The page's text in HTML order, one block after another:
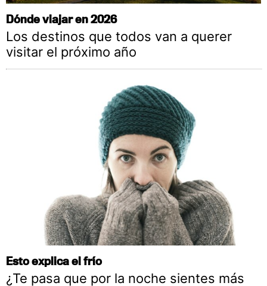
Dónde viajar en 2026
Los destinos que todos van a querer
visitar el próximo año
Esto explica el frío
¿Te pasa que por la noche sientes más